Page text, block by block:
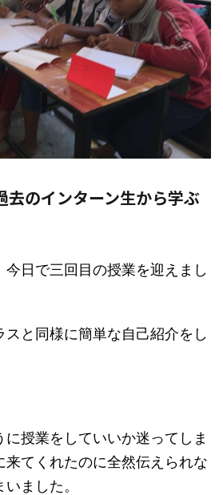
去のインターン生から学ぶ
日で三回目の授業を迎えまし
と同様に簡単な自己紹介をし
授業をしていいか迷ってしま
来てくれたのに全然伝えられな
ました。